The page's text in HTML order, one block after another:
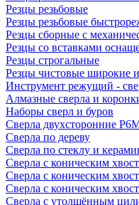
Резцы резьбовые
Резцы резьбовые
Резцы сборные с
Резцы со вставками
Резцы строгальные
Резцы чистовые широкие
Инструмент режущий -
Алмазные сверла и
Наборы сверл и буров
Сверла двухсторонние
Сверла по дереву
Сверла по стеклу и
Сверла с коническим
Сверла с коническим
Сверла с коническим
Сверла с утолщённым